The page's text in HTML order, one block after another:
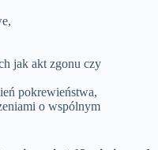
jak akt zgonu czy
pokrewieństwa,
o wspólnym